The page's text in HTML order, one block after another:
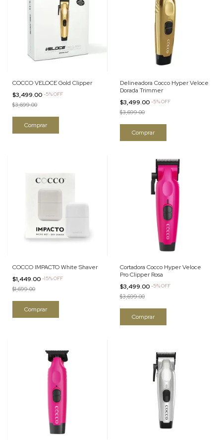
COCCO VELOCE Gold Clipper
$3,499.00 -5%OFF
$3,699.00
Delineadora Cocco Hyper Veloce
Dorada Trimmer
$3,499.00 -5%OFF
$3,699.00
COCCO IMPACTO White Shaver
$1,449.00 -15%OFF
$1,699.00
Cortadora Cocco Hyper Veloce
Pro Clipper Rosa
$3,499.00 -5%OFF
$3,699.00